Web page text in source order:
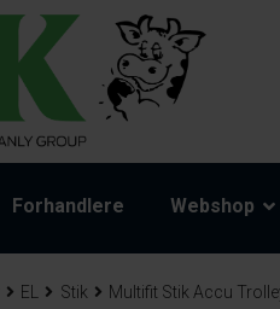
Forhandlere Webshop
EL Stik Multifit Stik Accu